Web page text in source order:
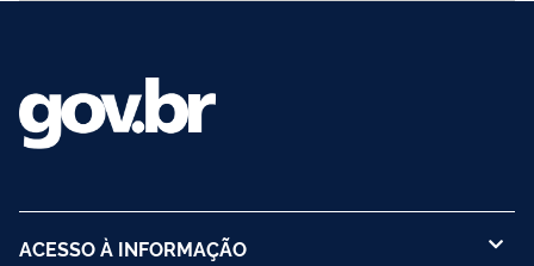
ACESSO À INFORMAÇÃO